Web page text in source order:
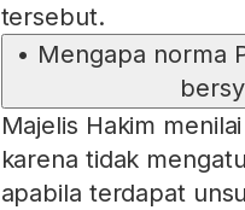
tersebut.
• Mengapa norma
Majelis Hakim
karena tidak
apabila terdapat